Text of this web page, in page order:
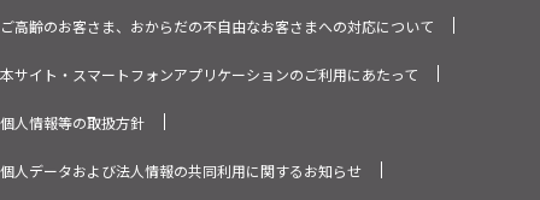
ご高齢のお客さま、おからだの不自由なお客さまへの対応について
本サイト・スマートフォンアプリケーションのご利用にあたって
個人情報等の取扱方針
個人データおよび法人情報の共同利用に関するお知らせ